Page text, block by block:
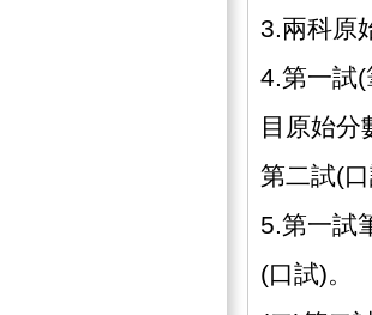
3.兩科原
4.第一試
目原始分
第二試(口
5.第一試
(口試)。